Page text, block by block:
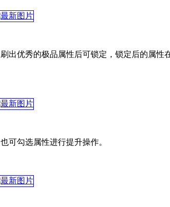
优秀的极品属性后可锁定，锁定后的属性
可勾选属性进行提升操作。